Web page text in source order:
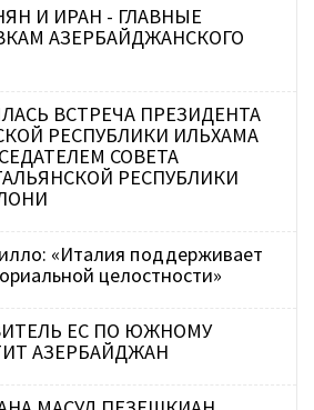
И ИРАН - ГЛАВНЫЕ
АЗЕРБАЙДЖАНСКОГО
ВСТРЕЧА ПРЕЗИДЕНТА
РЕСПУБЛИКИ ИЛЬХАМА
СОВЕТА
РЕСПУБЛИКИ
«Италия поддерживает
целостности»
ЕС ПО ЮЖНОМУ
АЗЕРБАЙДЖАН